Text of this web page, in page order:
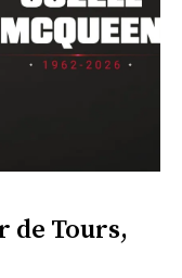
de Tours,